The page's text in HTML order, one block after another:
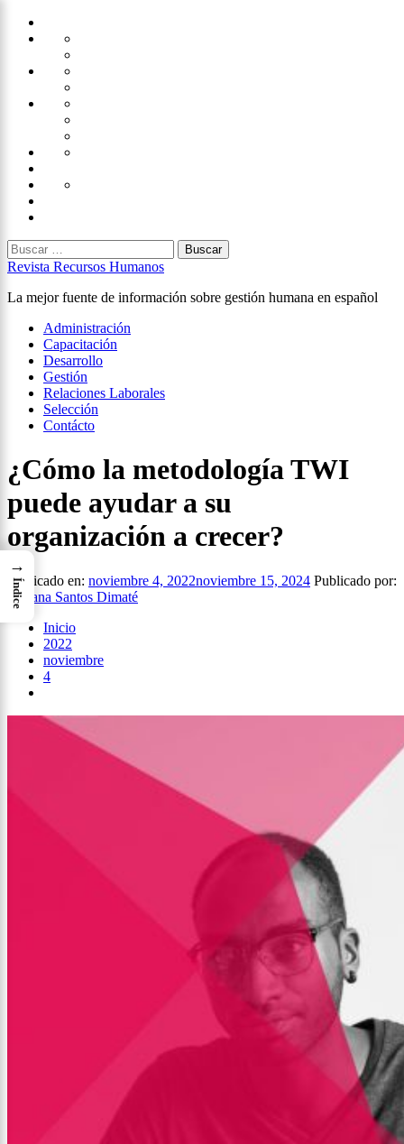
Saltar
Administración
Capacitación
Desarrollo
Gestión
Laborales
Selección
Buscar:
Revista Recursos Humanos
La mejor fuente de información sobre gestión humana en español
Menú
principal
Administración
Capacitación
Desarrollo
Gestión
Relaciones Laborales
Selección
Contácto
¿Cómo la metodología TWI
puede ayudar a su
organización a crecer?
Publicado en: noviembre 4, 2022noviembre 15, 2024 Publicado por:
Viviana Santos Dimaté
Inicio
2022
noviembre
4
→
Índice